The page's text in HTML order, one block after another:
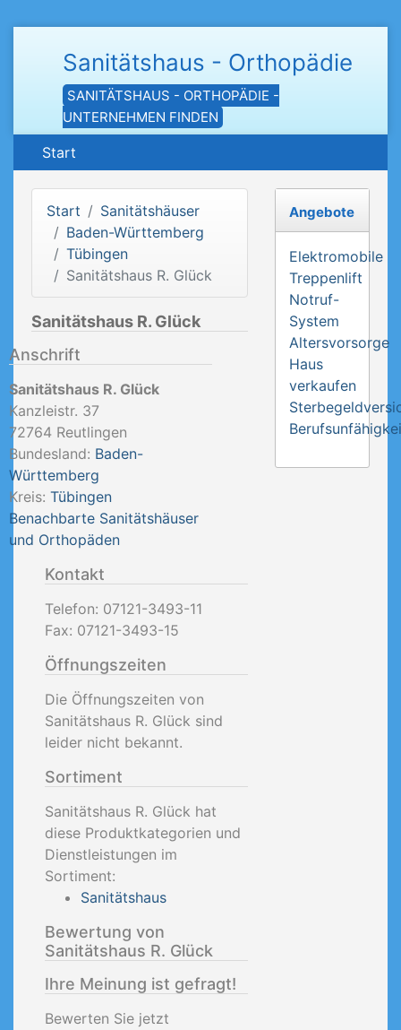
Sanitätshaus - Orthopädie
SANITÄTSHAUS - ORTHOPÄDIE -
UNTERNEHMEN FINDEN
Start
Start
Sanitätshäuser
Baden-Württemberg
Tübingen
Sanitätshaus R. Glück
Sanitätshaus R. Glück
Anschrift
Sanitätshaus R. Glück
Kanzleistr. 37
72764 Reutlingen
Bundesland: Baden-
Württemberg
Kreis: Tübingen
Benachbarte Sanitätshäuser
und Orthopäden
Kontakt
Telefon: 07121-3493-11
Fax: 07121-3493-15
Öffnungszeiten
Die Öffnungszeiten von
Sanitätshaus R. Glück sind
leider nicht bekannt.
Sortiment
Sanitätshaus R. Glück hat
diese Produktkategorien und
Dienstleistungen im
Sortiment:
Sanitätshaus
Bewertung von
Sanitätshaus R. Glück
Ihre Meinung ist gefragt!
Bewerten Sie jetzt
Angebote
Elektromobile
Treppenlift
Notruf-
System
Altersvorsorge
Haus
verkaufen